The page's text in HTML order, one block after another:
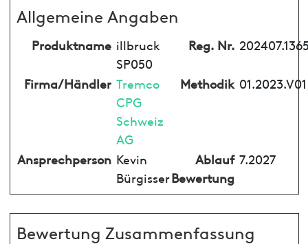
Allgemeine Angaben
Produktname illbruck
SP050
Reg. Nr.
Firma/Händler Tremco
CPG
Schweiz
AG
Methodik 01.2023.V01
Ansprechperson Kevin
Bürgisser
Ablauf
Bewertung
7.2027
Bewertung Zusammenfassung